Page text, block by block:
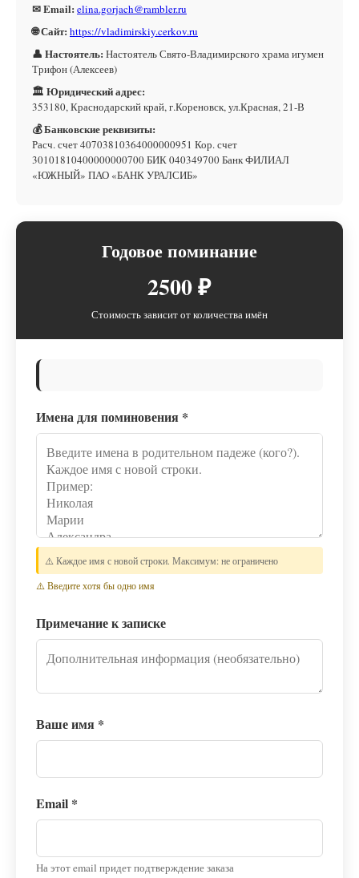
✉ Email: elina.gorjach@rambler.ru
🌐 Сайт: https://vladimirskiy.cerkov.ru
👤 Настоятель: Настоятель Свято-Владимирского храма игумен
Трифон (Алексеев)
🏛 Юридический адрес:
353180, Краснодарский край, г.Кореновск, ул.Красная, 21-В
💰 Банковские реквизиты:
Расч. счет 40703810364000000951 Кор. счет
30101810400000000700 БИК 040349700 Банк ФИЛИАЛ
«ЮЖНЫЙ» ПАО «БАНК УРАЛСИБ»
Годовое поминание
2500 ₽
Стоимость зависит от количества имён
Имена для поминовения *
⚠️ Каждое имя с новой строки. Максимум: не ограничено
⚠️ Введите хотя бы одно имя
Примечание к записке
Ваше имя *
Email *
На этот email придет подтверждение заказа